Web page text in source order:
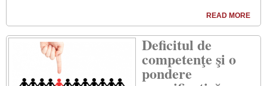
READ MORE
Deficitul de
competenţe şi o
pondere